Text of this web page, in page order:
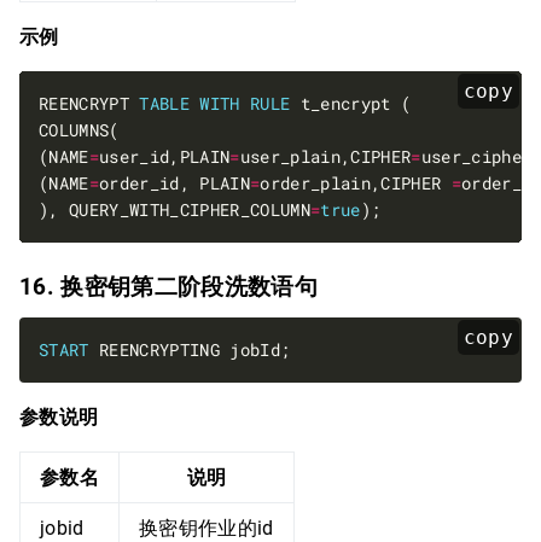
示例
copy
REENCRYPT TABLE WITH RULE
(NAME=user_id,PLAIN=user_plain,CIPHER=
(NAME=order_id, PLAIN=order_plain,CIPHER =
), QUERY_WITH_CIPHER_COLUMN=true
16. 换密钥第二阶段洗数语句
copy
START
参数说明
参数名 说明
jobid 换密钥作业的id